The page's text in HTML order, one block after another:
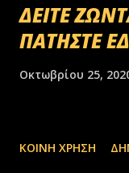
ΔΕΙΤΕ
ΠΑΤΗΣΤΕ
Οκτωβρίου 25,
ΚΟΙΝΉ ΧΡΉΣΗ